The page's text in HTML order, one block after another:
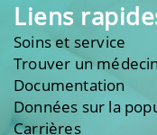
Liens
Soins et service
Trouver un
Documentation
Données sur la
Carrières